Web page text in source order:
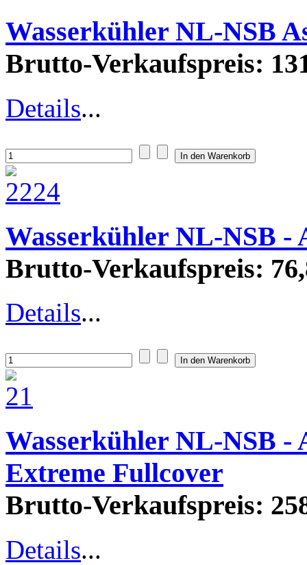
Wasserkühler NL-NSB
Brutto-Verkaufspreis:
Details...
Wasserkühler NL-NSB -
Brutto-Verkaufspreis:
Details...
Wasserkühler NL-NSB -
Extreme Fullcover
Brutto-Verkaufspreis:
Details...